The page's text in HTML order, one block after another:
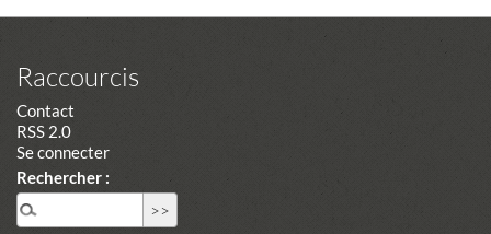
Raccourcis
Contact
RSS 2.0
Se connecter
Rechercher :